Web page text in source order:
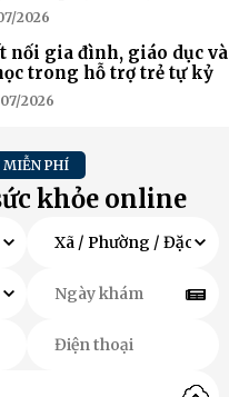
2026
nối gia đình, giáo dục và
trong hỗ trợ trẻ tự kỷ
2026
MIỄN PHÍ
khỏe online